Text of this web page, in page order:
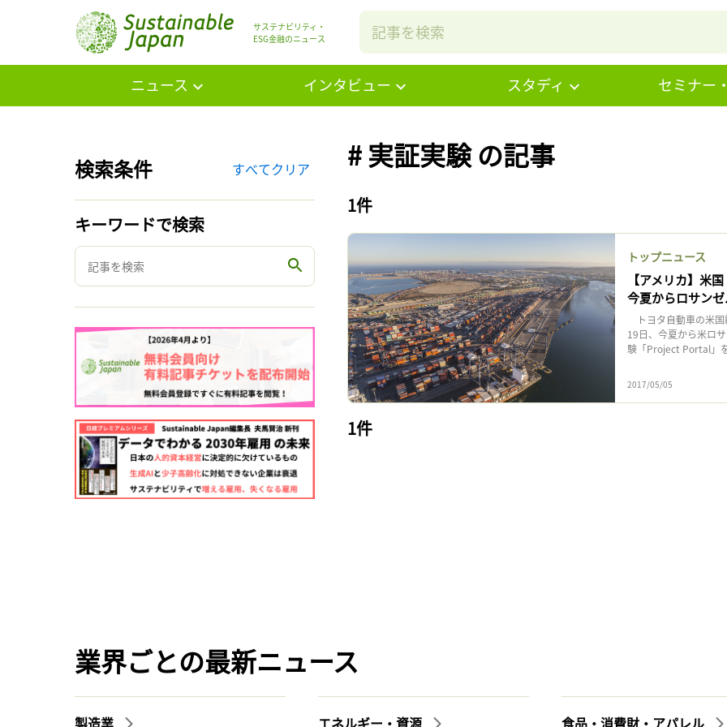
サステナビリティ・
ESG金融のニュース
ニュース インタビュー スタディ セミナー
検索条件 すべてクリア
キーワードで検索
# 実証実験 の記事
1件
トップニュース
【アメリカ】米
今夏からロサン
トヨタ自動車の米国
19日、今夏から米ロ
験「Project Portal」
2017/05/05
1件
業界ごとの最新ニュース